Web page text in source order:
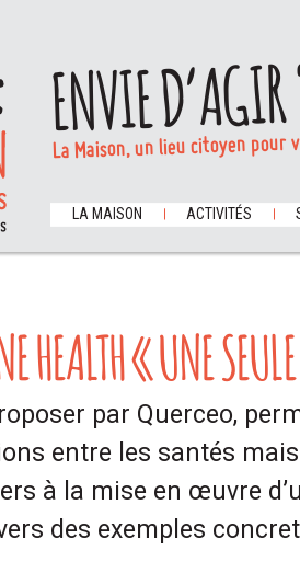
ENVIE
La Maison, un lieu citoyen
LA MAISON ACTIVITÉS
HEALTH « UNE
par Querceo,
entre les santés
à la mise en œuvre
des exemples